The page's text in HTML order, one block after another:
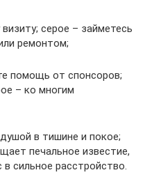
серое – займетесь
ремонтом;
помощь от спонсоров;
– ко многим
в тишине и покое;
печальное известие,
сильное расстройство.